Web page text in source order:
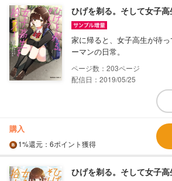
ひげを剃る。そして女子高
家に帰ると、女子高生が待
ーマンの日常。
203
配信日：2019/05/25
購入
1%還元 ：6ポイント獲得
ひげを剃る。そして女子高